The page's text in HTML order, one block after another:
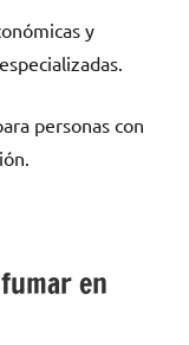
у
personas сοn
en